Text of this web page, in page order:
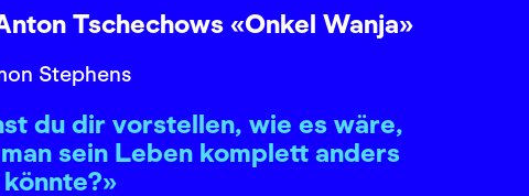
Tschechows «Onkel Wanja»
Stephens
du dir vorstellen, wie es wäre,
sein Leben komplett anders